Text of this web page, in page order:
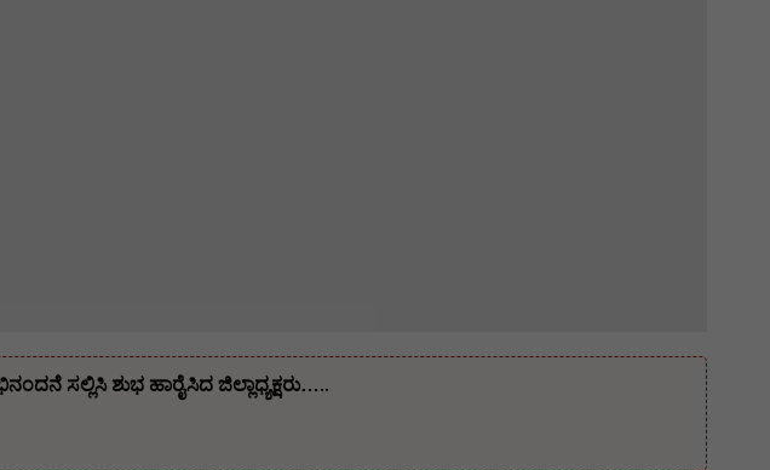
ಸಲ್ಲಿಸಿ ಶುಭ ಹಾರೈಸಿದ ಜಿಲ್ಲಾಧ್ಯಕ್ಷರು…..